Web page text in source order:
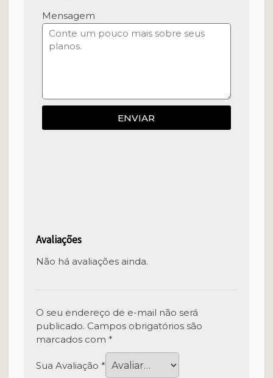
Mensagem
ENVIAR
Avaliações
Não há avaliações ainda.
O seu endereço de e-mail não será
publicado. Campos obrigatórios são
marcados com *
Sua Avaliação *